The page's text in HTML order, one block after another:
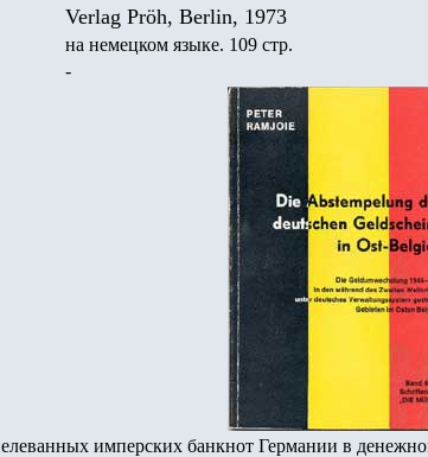
Verlag Pröh, Berlin, 1973
на немецком языке. 109 стр.
-
имперских банкнот Германии в